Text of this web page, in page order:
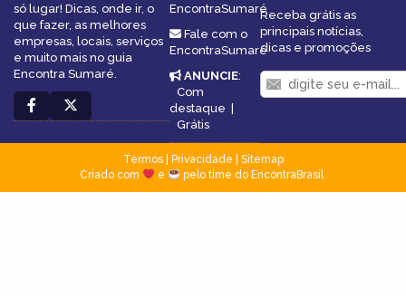
só lugar! Dicas, onde ir, o
que fazer, as melhores
empresas, locais, serviços
e muito mais no guia
Encontra Sumaré.
EncontraSumaré
Fale com o
EncontraSumaré
ANUNCIE:
Com
destaque |
Grátis
Receba grátis as
principais notícias,
dicas e promoções
Termos| Privacidade
Sitemap
Criado com
e pelo time do EncontraBrasil